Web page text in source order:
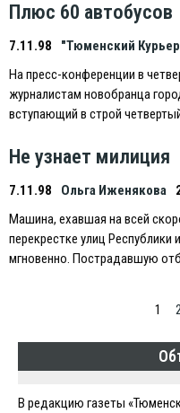
Плюс 60 автобусов
7.11.98 "Тюменский
На пресс-конференции в
журналистам новобранца
вступающий в строй
Не узнает милиция
7.11.98 Ольга Иженякова
Машина, ехавшая на всей
перекрестке улиц
мгновенно. Пострадавшую
по
записям
1
В редакцию газеты